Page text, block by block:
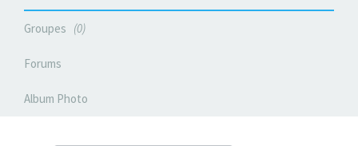
Groupes 0
Forums
Album Photo